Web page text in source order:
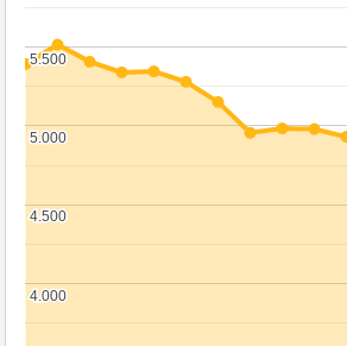
4.000
4.000
4.500
4.500
5.000
5.000
5.500
5.500